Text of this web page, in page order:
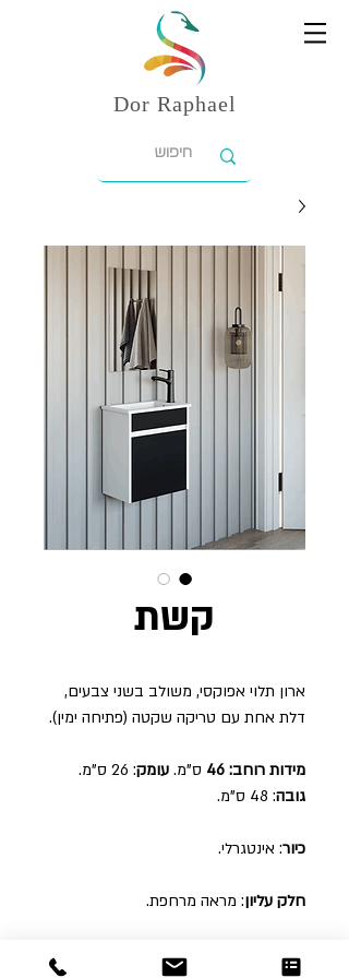
Dor Raphael
קשת
ארון תלוי אפוקסי, משולב בשני צבעים,
דלת אחת עם טריקה שקטה (פתיחה ימין).
מידות רוחב: 46 ס"מ. עומק: 26 ס"מ.
גובה: 48 ס"מ.
כיור: אינטגרלי.
חלק עליון: מראה מרחפת.